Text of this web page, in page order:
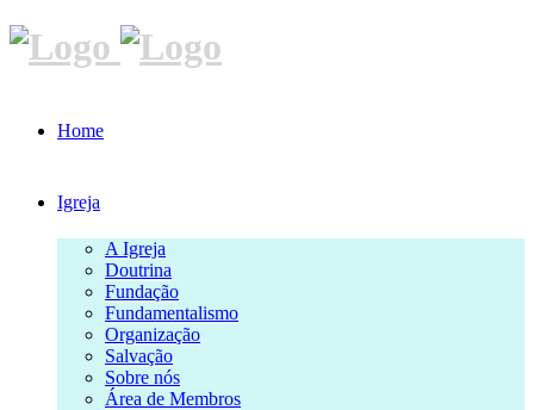
Home
Igreja
A Igreja
Doutrina
Fundação
Fundamentalismo
Organização
Salvação
Sobre nós
Área de Membros